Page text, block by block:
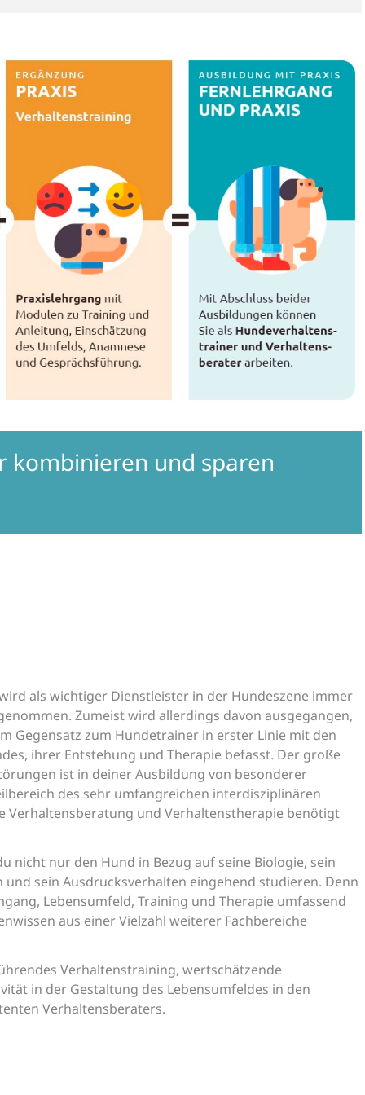
kombinieren und sparen
als wichtiger Dienstleister in der Hundeszene immer
Zumeist wird allerdings davon ausgegangen,
Gegensatz zum Hundetrainer in erster Linie mit den
ihrer Entstehung und Therapie befasst. Der große
ist in deiner Ausbildung von besonderer
des sehr umfangreichen interdisziplinären
Verhaltensberatung und Verhaltenstherapie benötigt
nicht nur den Hund in Bezug auf seine Biologie, sein
und sein Ausdrucksverhalten eingehend studieren. Denn
Lebensumfeld, Training und Therapie umfassend
aus einer Vielzahl weiterer Fachbereiche
Verhaltenstraining, wertschätzende
in der Gestaltung des Lebensumfeldes in den
Verhaltensberaters.